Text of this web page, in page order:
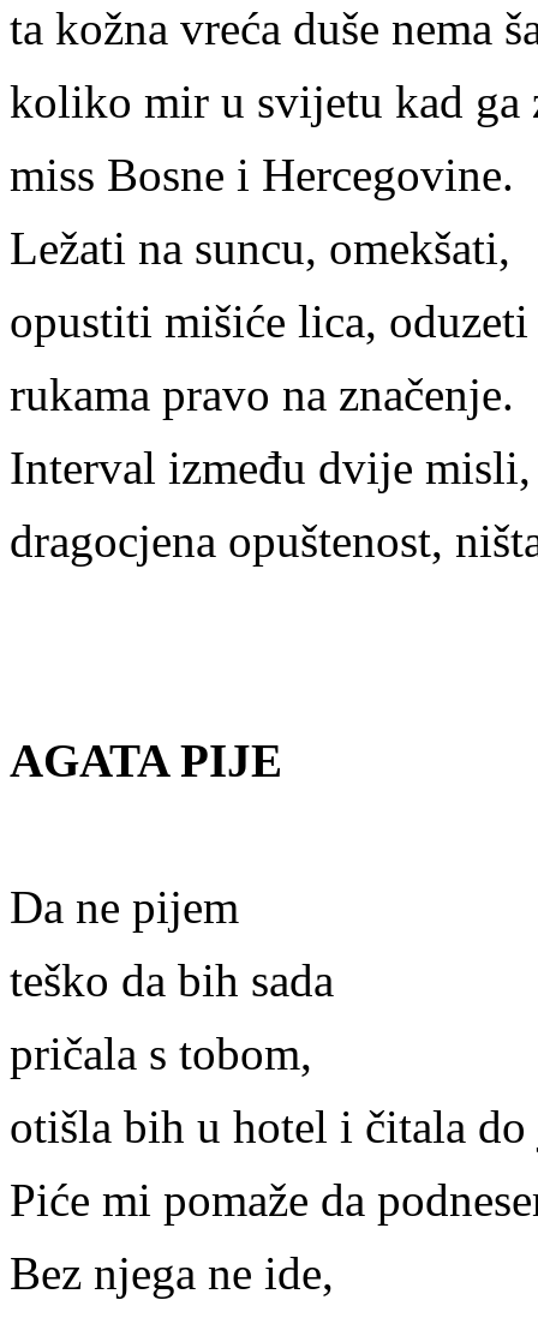
ta kožna vreća duše nema
koliko mir u svijetu kad ga
miss Bosne i Hercegovine.
Ležati na suncu, omekšati,
opustiti mišiće lica, oduzeti
rukama pravo na značenje.
Interval između dvije
dragocjena opuštenost,
AGATA PIJE
Da ne pijem
teško da bih sada
pričala s tobom,
otišla bih u hotel i čitala
Piće mi pomaže da
Bez njega ne ide,